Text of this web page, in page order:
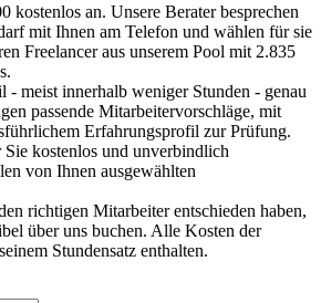
kostenlos an. Unsere Berater besprechen
mit Ihnen am Telefon und wählen für sie
Freelancer aus unserem Pool mit 2.835
- meist innerhalb weniger Stunden - genau
passende Mitarbeitervorschläge, mit
Erfahrungsprofil zur Prüfung.
kostenlos und unverbindlich
von Ihnen ausgewählten
richtigen Mitarbeiter entschieden haben,
über uns buchen. Alle Kosten der
Stundensatz enthalten.